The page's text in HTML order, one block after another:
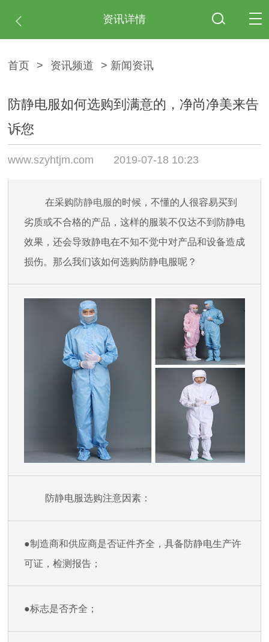
资讯详情
首页 > 资讯频道 > 新闻资讯
防静电服如何选购到满意的，净尚净美来告
诉您
www.szyhtjm.com 2019-07-18 10:23
在采购防静电服的时候，不懂的人很容易买到
劣质或不合格的产品，这样的服装不仅达不到防静电
效果，还会导致静电在不知不觉中对产品和设备造成
损伤。那么我们该如何选购防静电服呢？
防静电服选购注意因素：
●制造商和供应商是否证件齐全，具备防静电生产许
可证，检测报告；
●标志是否齐全；